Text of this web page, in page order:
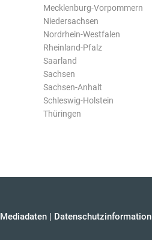
Mecklenburg-Vorpommern
Niedersachsen
Nordrhein-Westfalen
Rheinland-Pfalz
Saarland
Sachsen
Sachsen-Anhalt
Schleswig-Holstein
Thüringen
Mediadaten | Datenschutzinformation